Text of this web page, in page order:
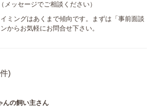
（メッセージでご相談ください）
ミングはあくまで傾向です。まずは「事前面談
からお気軽にお問合せ下さい。
)
んの飼い主さん